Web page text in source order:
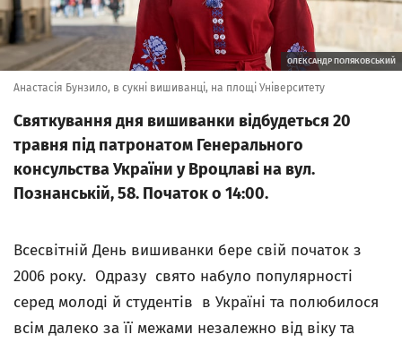
ОЛЕКСАНДР ПОЛЯКОВСЬКИЙ
Анастасія Бунзило, в сукні вишиванці, на площі Університету
Святкування дня вишиванки відбудеться 20
травня під патронатом Генерального
консульства України у Вроцлаві на вул.
Познанській, 58. Початок о 14:00.
Всесвітній День вишиванки бере свій початок з
2006 року. Одразу свято набуло популярності
серед молоді й студентів в Україні та полюбилося
всім далеко за її межами незалежно від віку та